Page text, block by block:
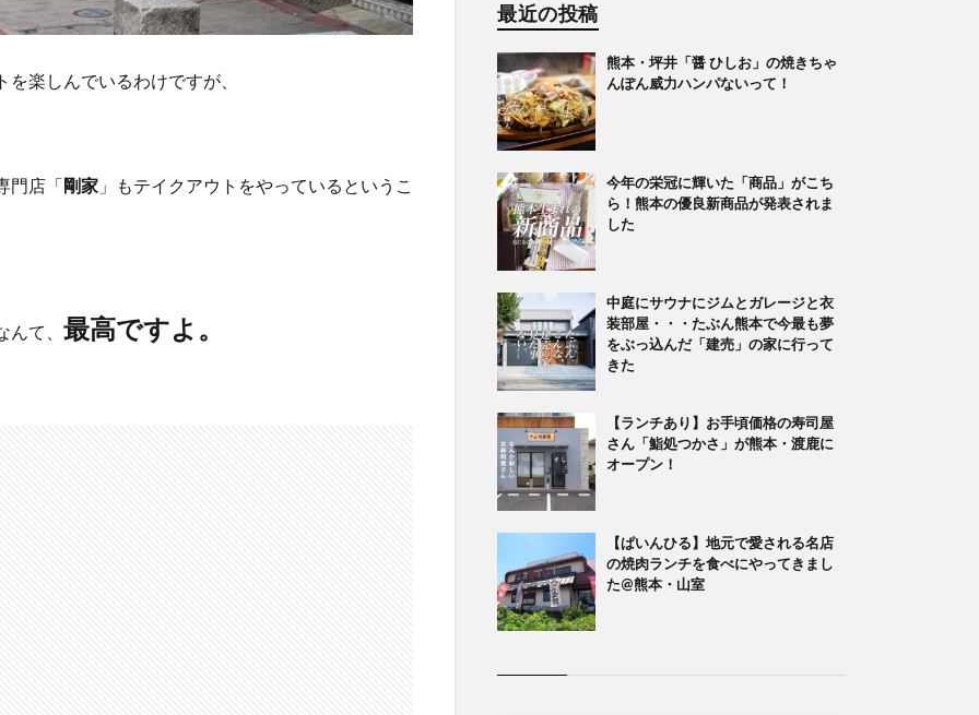
楽しんでいるわけですが、
門店「剛家 」もテイクアウトをやっているというこ
て、 最高ですよ。
最近の投稿
熊本・坪井「醤 ひしお」の焼きちゃ
んぽん威力ハンパないって！
今年の栄冠に輝いた「商品」がこち
ら！熊本の優良新商品が発表されま
した
中庭にサウナにジムとガレージと衣
装部屋・・・たぶん熊本で今最も夢
をぶっ込んだ「建売」の家に行って
きた
【ランチあり】お手頃価格の寿司屋
さん「鮨処つかさ」が熊本・渡鹿に
オープン！
【ぱいんひる】地元で愛される名店
の焼肉ランチを食べにやってきまし
た@熊本・山室